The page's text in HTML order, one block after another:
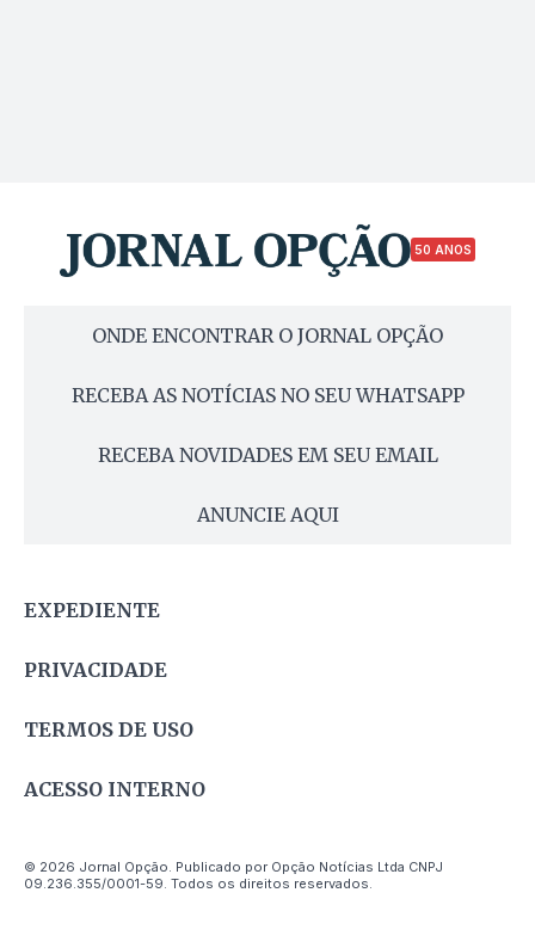
50 ANOS
ONDE ENCONTRAR O JORNAL OPÇÃO
RECEBA AS NOTÍCIAS NO SEU WHATSAPP
RECEBA NOVIDADES EM SEU EMAIL
ANUNCIE AQUI
EXPEDIENTE
PRIVACIDADE
TERMOS DE USO
ACESSO INTERNO
© 2026 Jornal Opção. Publicado por Opção Notícias Ltda CNPJ
09.236.355/0001-59. Todos os direitos reservados.